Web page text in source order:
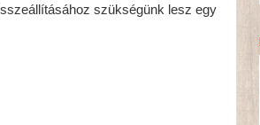
szükségünk lesz egy